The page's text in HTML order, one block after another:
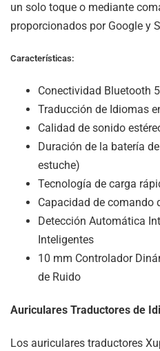
un solo toque o mediante
proporcionados por Google y
Características:
Conectividad Bluetooth
Traducción de Idiomas
Calidad de sonido
Duración de la batería
estuche)
Tecnología de carga
Capacidad de comando
Detección Automática
Inteligentes
10 mm Controlador
de Ruido
Auriculares Traductores de
Los auriculares traductores